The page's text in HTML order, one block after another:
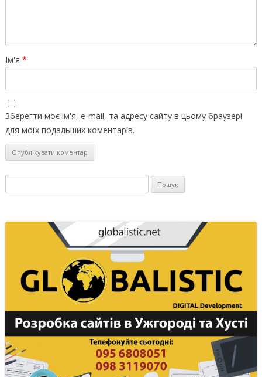
Ім'я *
Зберегти моє ім'я, e-mail, та адресу сайту в цьому браузері
для моїх подальших коментарів.